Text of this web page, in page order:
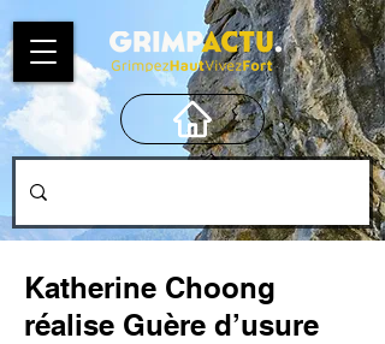
Katherine Choong
réalise Guère d’usure